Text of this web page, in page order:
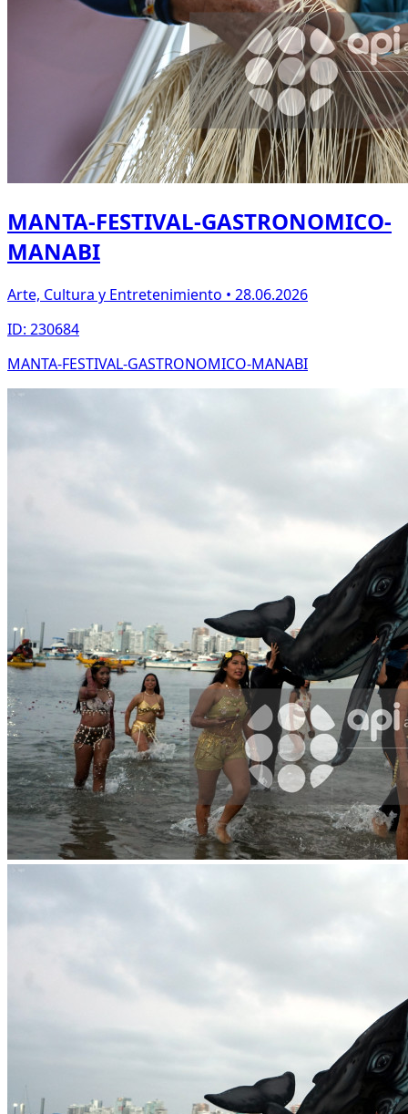
MANTA-FESTIVAL-GASTRONOMICO-
MANABI
Arte, Cultura y Entretenimiento • 28.06.2026
ID: 230684
MANTA-FESTIVAL-GASTRONOMICO-MANABI